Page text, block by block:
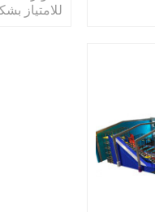
للامتياز